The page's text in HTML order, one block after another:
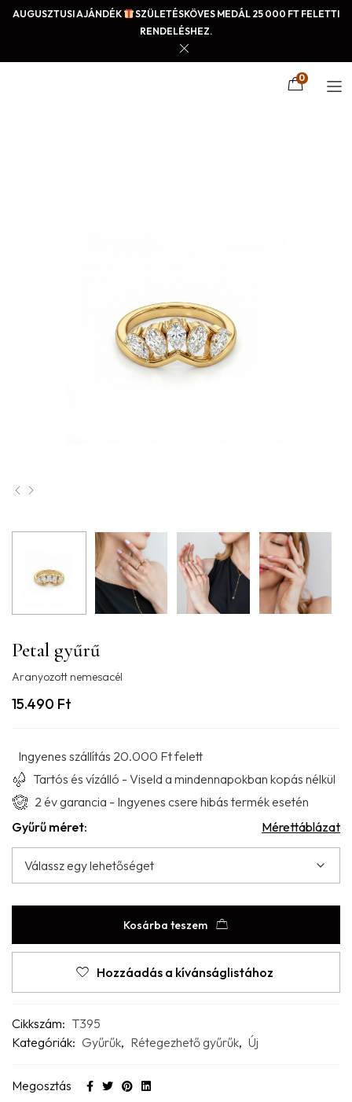
AUGUSZTUSI AJÁNDÉK
SZÜLETÉSKÖVES MEDÁL 25 000 FT FELETTI
RENDELÉSHEZ.
0
Petal gyűrű
Aranyozott nemesacél
15.490 Ft
Ingyenes szállítás 20.000 Ft felett
Tartós és vízálló - Viseld a mindennapokban kopás nélkül
2 év garancia - Ingyenes csere hibás termék esetén
Gyűrű méret:
Mérettáblázat
Kosárba teszem
Hozzáadás a kívánságlistához
Cikkszám: T395
Kategóriák: Gyűrűk, Rétegezhető gyűrűk, Új
Megosztás